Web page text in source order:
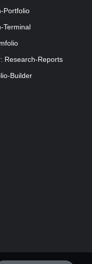
Portfolio
Terminal
Research-Reports
Builder